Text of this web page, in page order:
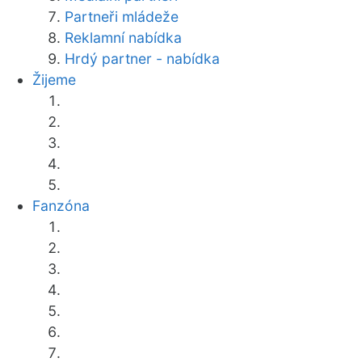
Partneři mládeže
Reklamní nabídka
Hrdý partner - nabídka
Žijeme
Fanzóna